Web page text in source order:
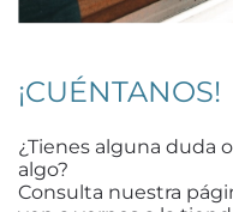
¡CUÉNTANOS!
¿Tienes alguna duda
algo?
Consulta nuestra